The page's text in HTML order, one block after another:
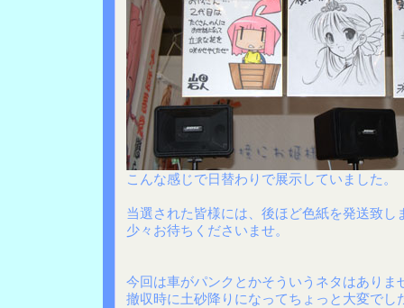
こんな感じで日替わりで展示していました。
当選された皆様には、後ほど色紙を発送致し
少々お待ちくださいませ。
今回は車がパンクとかそういうネタはありま
撤収時に土砂降りになってちょっと大変で